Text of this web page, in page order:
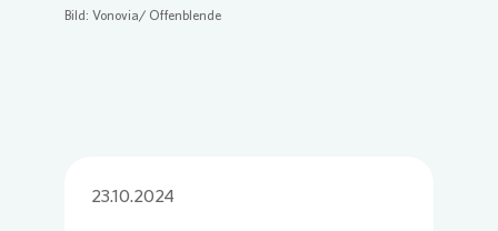
Bild: Vonovia/ Offenblende
23.10.2024